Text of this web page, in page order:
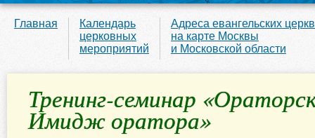
Главная
Календарь
церковных
мероприятий
Адреса евангельских
на карте Москвы
и Московской области
Тренинг-семинар
Имидж оратора»